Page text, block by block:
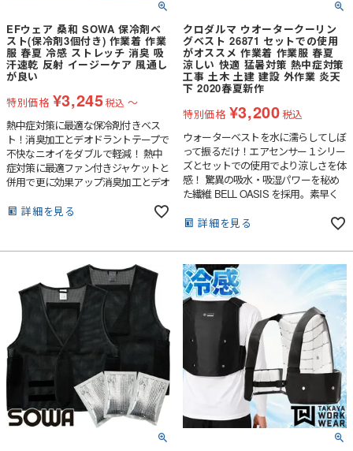
EFウェア 桑和 SOWA 保冷剤ベ
スト(保冷剤3個付き) 作業着 作業
服 春夏 冷感 ストレッチ 消臭 吸
汗速乾 反射 イージーケア 風通し
が良い
特別価格 ¥3,245税込 〜
熱中症対策に最適な保冷剤付きベス
ト！消臭加工とデオドラントテープで
不快なニオイをダブルで軽減！ 熱中
症対策に最適ファン付きジャケットと
併用で更に効果アップ消臭加工とデオ
ルで軽減余ったベルトを収納できるル
（日本製）
詳細を見る
クロダルマ ウオータークーリン
グベスト 26871 セットでの使用
がオススメ 作業着 作業服 春夏
涼しい 快適 猛暑対策 熱中症対策
工事 土木 土建 建設 外作業 炎天
下 2020春夏新作
特別価格 ¥3,200税込
ウォーターベストを水に濡らしてしぼ
って振るだけ！エアセンサー１シリー
ズとセットでの使用でより涼しさを体
感！ 驚異の吸水・吸湿パワーを秘め
た繊維 BELL OASIS を採用。素早く
しません。独自技術により開発された
水に浸して絞るだけで瞬間的に冷却し
ます。抗菌仕様だから衛生的で水を使
用したアイテムで気になる不快な匂い
を軽減します。
詳細を見る